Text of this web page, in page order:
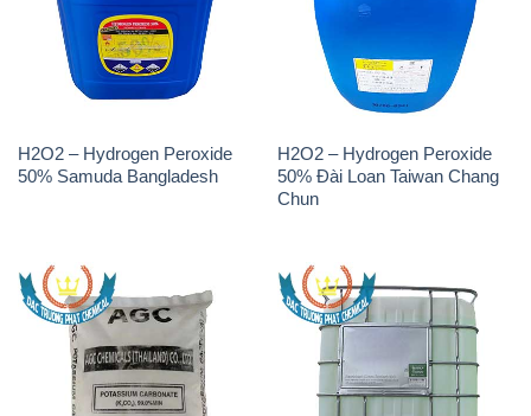
THÔNG TIN
Giới thiệu
Sản phẩm
Chính sách và quy định chung